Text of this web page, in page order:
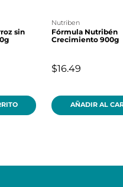
sin
nutriben
Fórmula Nutribén
Crecimiento 900g
$16.49
AÑADIR AL